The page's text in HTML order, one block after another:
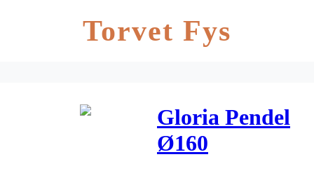
Torvet Fys
Gloria Pendel
Ø160